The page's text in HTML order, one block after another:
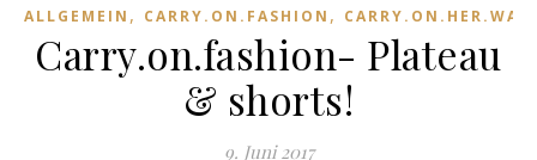
ALLGEMEIN , CARRY.ON.FASHION ,
Carry.on.fashion- Plateau
& shorts!
9. Juni 2017